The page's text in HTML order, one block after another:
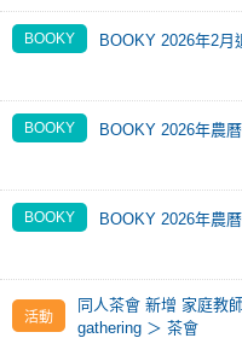
BOOKY 2026年2月
BOOKY 2026年農
BOOKY 2026年農
同人茶會 新增 家庭教
gathering ＞ 茶會